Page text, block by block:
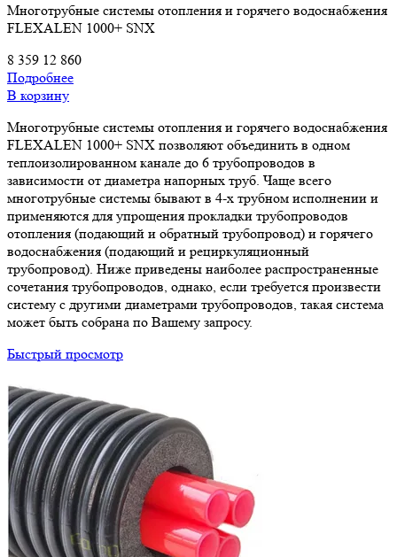
Многотрубные системы отопления и горячего водоснабжения
FLEXALEN 1000+ SNX
8 359 12 860
Подробнее
В корзину
Многотрубные системы отопления и горячего водоснабжения
FLEXALEN 1000+ SNX позволяют объединить в одном
теплоизолированном канале до 6 трубопроводов в
зависимости от диаметра напорных труб. Чаще всего
многотрубные системы бывают в 4-х трубном исполнении и
применяются для упрощения прокладки трубопроводов
отопления (подающий и обратный трубопровод) и горячего
водоснабжения (подающий и рециркуляционный
трубопровод). Ниже приведены наиболее распространенные
сочетания трубопроводов, однако, если требуется произвести
систему с другими диаметрами трубопроводов, такая система
может быть собрана по Вашему запросу.
Быстрый просмотр